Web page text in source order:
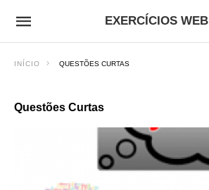
EXERCÍCIOS WEB
INÍCIO QUESTÕES CURTAS
Questões Curtas